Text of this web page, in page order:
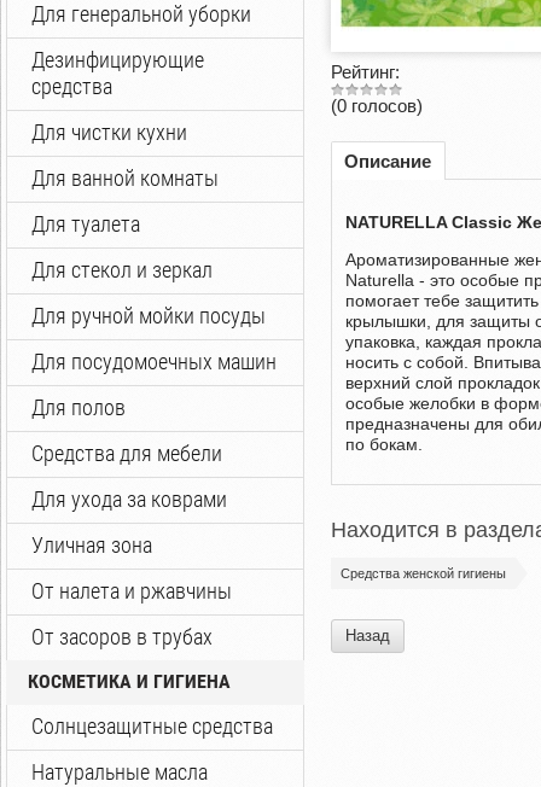
Для генеральной уборки
Дезинфицирующие
средства
Для чистки кухни
Для ванной комнаты
Для туалета
Для стекол и зеркал
Для ручной мойки посуды
Для посудомоечных машин
Для полов
Средства для мебели
Для ухода за коврами
Уличная зона
От налета и ржавчины
От засоров в трубах
КОСМЕТИКА И ГИГИЕНА
Солнцезащитные средства
Натуральные масла
Рейтинг:
(0 голосов)
Описание
NATURELLA Classic
Ароматизированные
Naturella - это особые
помогает тебе
крылышки, для защиты
упаковка, каждая
носить с собой.
верхний слой
особые желобки в
предназначены для
по бокам.
Находится в
Средства женской гигиены
Назад